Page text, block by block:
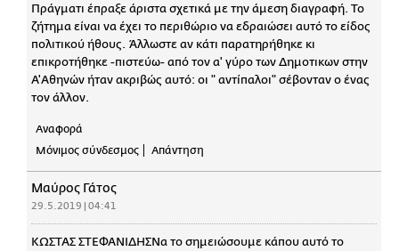
Πράγματι έπραξε άριστα σχετικά με την άμεση διαγραφή. Το
ζήτημα είναι να έχει το περιθώριο να εδραιώσει αυτό το είδος
πολιτικού ήθους. Άλλωστε αν κάτι παρατηρήθηκε κι
επικροτήθηκε -πιστεύω- από τον α' γύρο των Δημοτικων στην
Α'Αθηνών ήταν ακριβώς αυτό: οι " αντίπαλοι" σέβονταν ο ένας
τον άλλον.
Αναφορά
Μόνιμος σύνδεσμος
Απάντηση
Μαύρος Γάτος
29.5.2019 | 04:41
ΚΩΣΤΑΣ ΣΤΕΦΑΝΙΔΗΣΝα το σημειώσουμε κάπου αυτό το